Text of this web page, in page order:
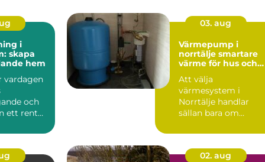
i
skapa
hem
vardagen
och
ett rent
03. aug
Värmepump i
norrtälje smartare
värme för hus och
Att välja
värmesystem i
Norrtälje handlar
sällan bara om
längs Roslagskusten
ställ...
02. aug